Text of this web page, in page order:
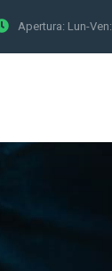
Apertura: Lun-Ven: